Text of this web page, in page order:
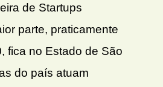
de Startups
parte, praticamente
fica no Estado de São
do país atuam